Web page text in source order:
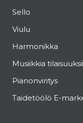
Sello
Viulu
Harmonikka
Musiikkia
Pianonviritys
Taidetöölö E-